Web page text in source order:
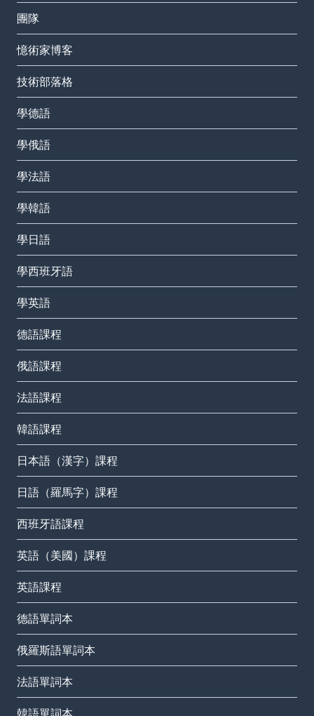
團隊
憶術家博客
技術部落格
學德語
學俄語
學法語
學韓語
學日語
學西班牙語
學英語
德語課程
俄語課程
法語課程
韓語課程
日本語（漢字）課程
日語（羅馬字）課程
西班牙語課程
英語（美國）課程
英語課程
德語單詞本
俄羅斯語單詞本
法語單詞本